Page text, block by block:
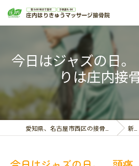
今日はジャズの日
りは庄内接
新着情報